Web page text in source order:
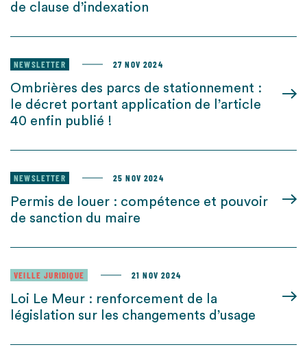
de clause d’indexation
NEWSLETTER 27 NOV 2024
Ombrières des parcs de stationnement :
le décret portant application de l’article
40 enfin publié !
NEWSLETTER 25 NOV 2024
Permis de louer : compétence et pouvoir
de sanction du maire
VEILLE JURIDIQUE 21 NOV 2024
Loi Le Meur : renforcement de la
législation sur les changements d’usage